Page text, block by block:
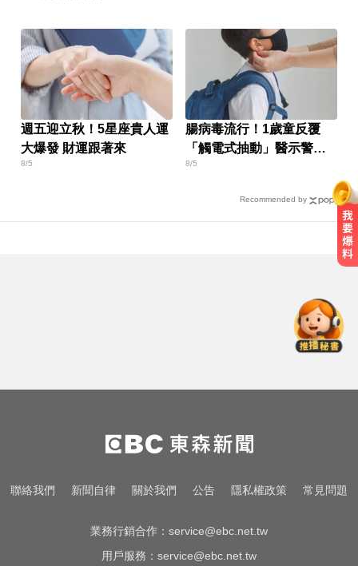
週五迎立秋！5星座貴人運
大爆發 財運跟著來
8/5
腸病毒流行！1歲童反覆
「觸電式抽動」醫示警：
恐是重症
8/5
Recommended by
身亡
兩大外送平台：城鎮韌性演習區域
暫停配送服務
漢光首日共機大舉逼近！偵獲14架
聯絡我們 新聞自律 關於我們 公告 隱私權政策 常見問題
業務行銷合作： service@ebc.net.tw
用戶服務： service@ebc.net.tw